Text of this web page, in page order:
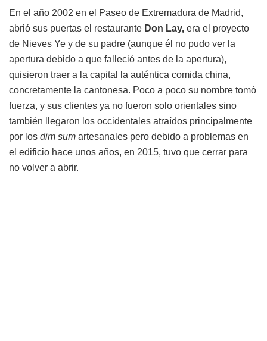
En el año 2002 en el Paseo de Extremadura de Madrid,
abrió sus puertas el restaurante Don Lay, era el proyecto
de Nieves Ye y de su padre (aunque él no pudo ver la
apertura debido a que falleció antes de la apertura),
quisieron traer a la capital la auténtica comida china,
concretamente la cantonesa. Poco a poco su nombre tomó
fuerza, y sus clientes ya no fueron solo orientales sino
también llegaron los occidentales atraídos principalmente
por los dim sum artesanales pero debido a problemas en
el edificio hace unos años, en 2015, tuvo que cerrar para
no volver a abrir.